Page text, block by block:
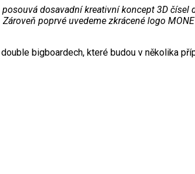
posouvá dosavadní kreativní koncept 3D
poprvé uvedeme zkrácené logo
bigboardech, které budou v několika